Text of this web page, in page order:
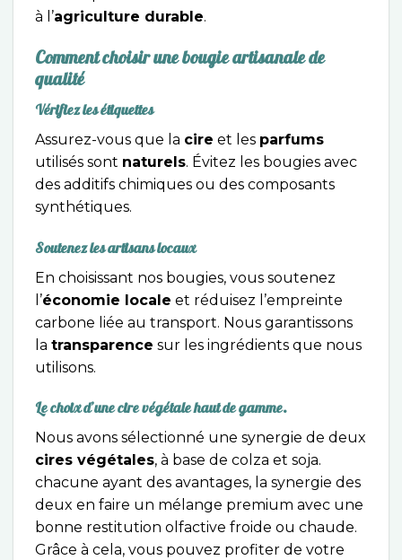
à l’agriculture durable.
Comment choisir une bougie artisanale de
qualité
Vérifiez les étiquettes
Assurez-vous que la cire et les parfums
utilisés sont naturels. Évitez les bougies avec
des additifs chimiques ou des composants
synthétiques.
Soutenez les artisans locaux
En choisissant nos bougies, vous soutenez
l’économie locale et réduisez l’empreinte
carbone liée au transport. Nous garantissons
la transparence sur les ingrédients que nous
utilisons.
Le choix d’une cire végétale haut de gamme.
Nous avons sélectionné une synergie de deux
cires végétales, à base de colza et soja.
chacune ayant des avantages, la synergie des
deux en faire un mélange premium avec une
bonne restitution olfactive froide ou chaude.
Grâce à cela, vous pouvez profiter de votre